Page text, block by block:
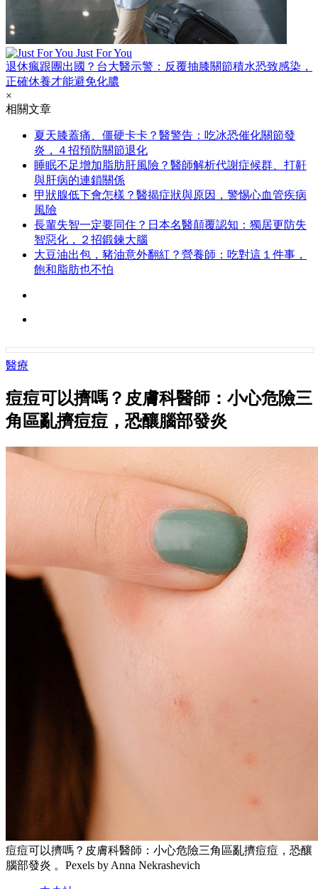
Just For You
退休瘋跟團出國？台大醫示警：反覆抽膝關節積水恐致感染，
正確休養才能避免化膿
×
相關文章
夏天膝蓋痛、僵硬卡卡？醫警告：吃冰恐催化關節發
炎，４招預防關節退化
睡眠不足增加脂肪肝風險？醫師解析代謝症候群、打鼾
與肝病的連鎖關係
甲狀腺低下會怎樣？醫揭症狀與原因，警惕心血管疾病
風險
長輩失智一定要同住？日本名醫顛覆認知：獨居更防失
智惡化，２招鍛鍊大腦
大豆油出包，豬油意外翻紅？營養師：吃對這１件事，
飽和脂肪也不怕
醫療
痘痘可以擠嗎？皮膚科醫師：小心危險三
角區亂擠痘痘，恐釀腦部發炎
痘痘可以擠嗎？皮膚科醫師：小心危險三角區亂擠痘痘，恐釀
腦部發炎 。Pexels by Anna Nekrashevich